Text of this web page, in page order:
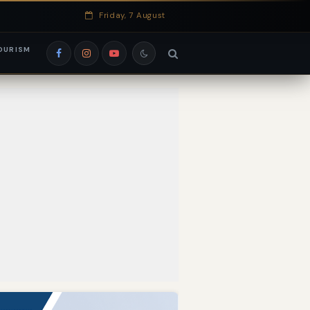
EduRank
Friday, 7 August